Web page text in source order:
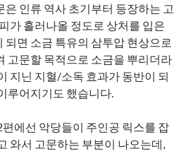
인류 역사 초기부터 등장하는 고
가 흘러나올 정도로 상처를 입은
면 소금 특유의 삼투압 현상으로
고문할 목적으로 소금을 뿌리더라
지닌 지혈/소독 효과가 동반이 되
루어지기도 했습니다.
에선 악당들이 주인공 릭스를 잡
와서 고문하는 부분이 나오는데,